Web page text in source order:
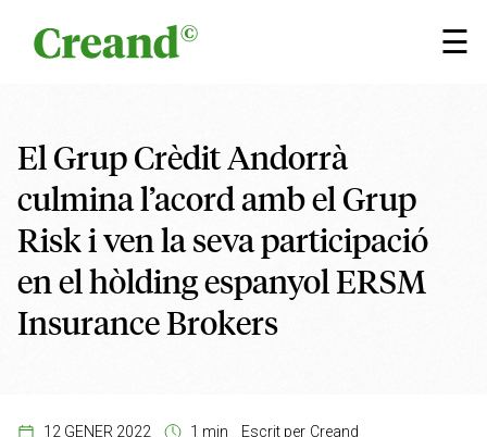
☰
×
El Grup Crèdit Andorrà
culmina l’acord amb el Grup
Risk i ven la seva participació
en el hòlding espanyol ERSM
Insurance Brokers
12 GENER 2022 1 min Escrit per Creand